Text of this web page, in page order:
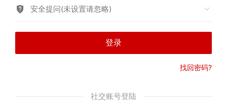
安全提问(未设置请忽略)
登录
找回密码?
社交账号登陆